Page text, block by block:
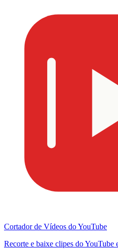
Cortador de Vídeos do YouTube
Recorte e baixe clipes do YouTube